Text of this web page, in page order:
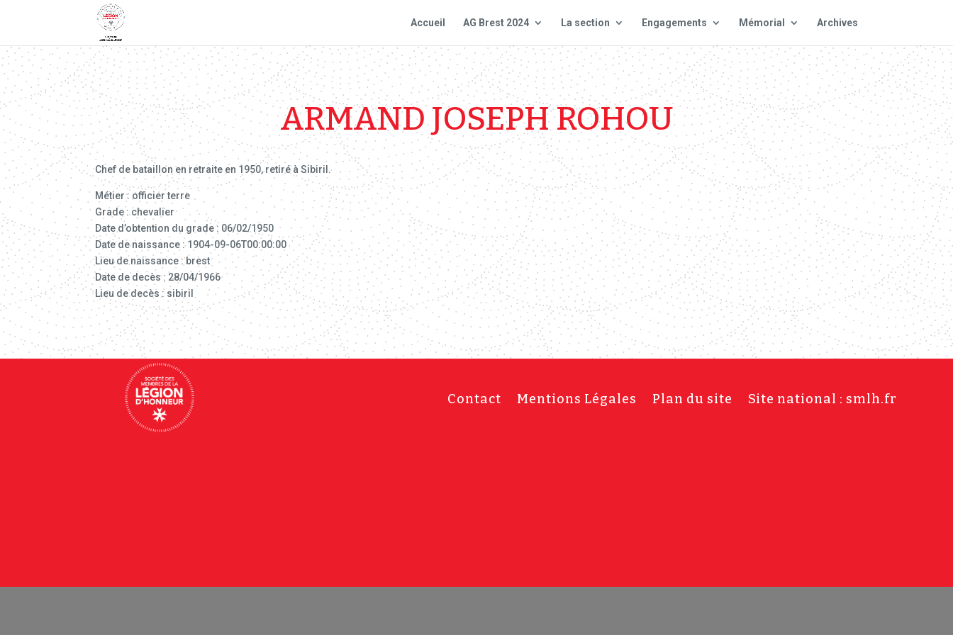
Accueil AG Brest 2024 La section Engagements Mémorial Archives
ARMAND JOSEPH ROHOU
Chef de bataillon en retraite en 1950, retiré à Sibiril.
Métier : officier terre
Grade : chevalier
Date d’obtention du grade : 06/02/1950
Date de naissance : 1904-09-06T00:00:00
Lieu de naissance : brest
Date de decès : 28/04/1966
Lieu de decès : sibiril
Contact Mentions Légales Plan du site Site national : smlh.fr